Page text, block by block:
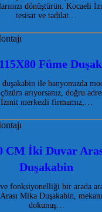
dönüştürün. Kocaeli
tesisat ve tadilat…
Füme
ile banyonuzda
arıyorsanız, doğru
İzmit merkezli firmamız,…
CM İki Duvar
Duşakabin
fonksiyonelliği bir arada
Mika Duşakabin,
dokunuş…